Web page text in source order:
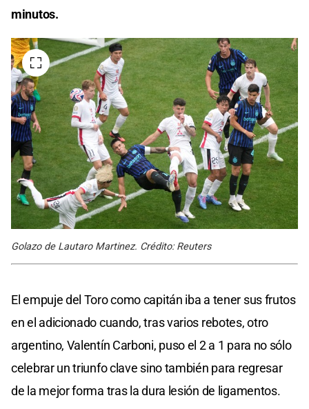
minutos.
Golazo de Lautaro Martinez. Crédito: Reuters
El empuje del Toro como capitán iba a tener sus frutos
en el adicionado cuando, tras varios rebotes, otro
argentino, Valentín Carboni, puso el 2 a 1 para no sólo
celebrar un triunfo clave sino también para regresar
de la mejor forma tras la dura lesión de ligamentos.